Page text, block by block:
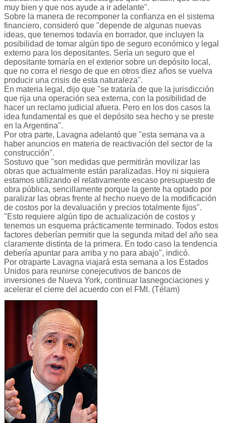
muy bien y que nos ayude a ir adelante".
Sobre la manera de recomponer la confianza en el sistema
financiero, consideró que "depende de algunas nuevas
ideas, que tenemos todavía en borrador, que incluyen la
posibilidad de tomar algún tipo de seguro económico y legal
externo para los depositantes. Sería un seguro que el
depositante tomaría en el exterior sobre un depósito local,
que no corra el riesgo de que en otros diez años se vuelva
producir una crisis de esta naturaleza".
En materia legal, dijo que "se trataría de que la jurisdicción
que rija una operación sea externa, con la posibilidad de
hacer un reclamo judicial afuera. Pero en los dos casos la
idea fundamental es que el depósito sea hecho y se preste
en la Argentina".
Por otra parte, Lavagna adelantó que "esta semana va a
haber anuncios en materia de reactivación del sector de la
construcción".
Sostuvo que "son medidas que permitirán movilizar las
obras que actualmente están paralizadas. Hoy ni siquiera
estamos utilizando el relativamente escaso presupuesto de
obra pública, sencillamente porque la gente ha optado por
paralizar las obras frente al hecho nuevo de la modificación
de costos por la devaluación y precios totalmente fijos".
"Esto requiere algún tipo de actualización de costos y
tenemos un esquema prácticamente terminado. Todos estos
factores deberían permitir que la segunda mitad del año sea
claramente distinta de la primera. En todo caso la tendencia
debería apuntar para arriba y no para abajo", indicó.
Por otraparte Lavagna viajará esta semana a los Estados
Unidos para reunirse conejecutivos de bancos de
inversiones de Nueva York, continuar lasnegociaciones y
acelerar el cierre del acuerdo con el FMI. (Télam)